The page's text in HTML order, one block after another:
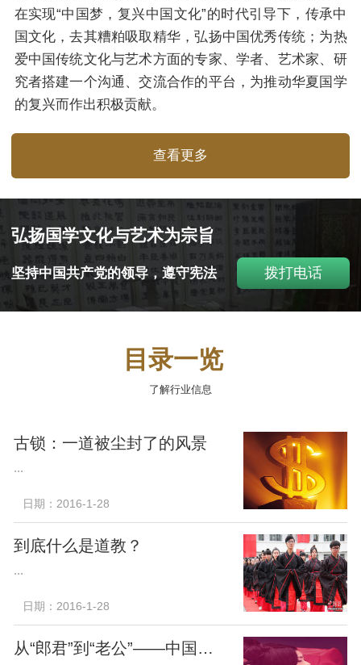
在实现“中国梦，复兴中国文化”的时代引导下，传承中
国文化，去其糟粕吸取精华，弘扬中国优秀传统；为热
爱中国传统文化与艺术方面的专家、学者、艺术家、研
究者搭建一个沟通、交流合作的平台，为推动华夏国学
的复兴而作出积极贡献。
查看更多
弘扬国学文化与艺术为宗旨
坚持中国共产党的领导，遵守宪法 拨打电话
目录一览
了解行业信息
古锁：一道被尘封了的风景
...
日期：2016-1-28
到底什么是道教？
...
日期：2016-1-28
从“郎君”到“老公”——中国丈夫称谓堕落史